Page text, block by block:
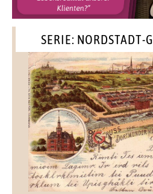
SERIE: NORDSTADT-